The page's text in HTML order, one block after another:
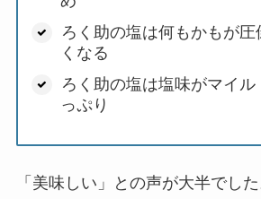
ろく助の塩は何もかもが圧
くなる
ろく助の塩は塩味がマイル
っぷり
「美味しい」との声が大半でした